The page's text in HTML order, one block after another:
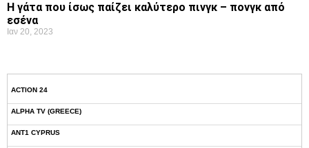
Η γάτα που ίσως παίζει καλύτερο πινγκ – πονγκ από
εσένα
Ιαν 20, 2023
ACTION 24
ALPHA TV (GREECE)
ANT1 CYPRUS